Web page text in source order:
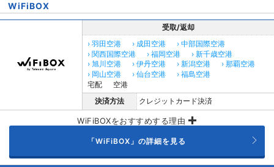
WiFiBOX
受取/返却
› 羽田空港
› 成田空港
› 中部国際空港
› 関西国際空港
› 福岡空港
› 新千歳空港
› 旭川空港
› 伊丹空港 › 新潟空港
› 那覇空港
› 岡山空港
› 仙台空港
› 福島空港
宅配
空港
決済方法
クレジットカード決済
WiFiBOXをおすすめする理由
「WiFiBOX」の詳細を見る